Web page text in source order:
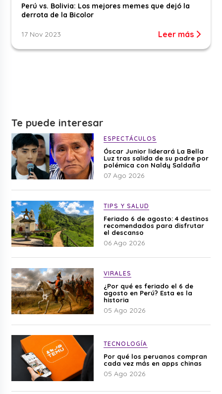
Perú vs. Bolivia: Los mejores memes que dejó la
derrota de la Bicolor
17 Nov 2023 Leer más
Te puede interesar
ESPECTÁCULOS
Óscar Junior liderará La Bella
Luz tras salida de su padre por
polémica con Naldy Saldaña
07 Ago 2026
TIPS Y SALUD
Feriado 6 de agosto: 4 destinos
recomendados para disfrutar
el descanso
06 Ago 2026
VIRALES
¿Por qué es feriado el 6 de
agosto en Perú? Esta es la
historia
05 Ago 2026
TECNOLOGÍA
Por qué los peruanos compran
cada vez más en apps chinas
05 Ago 2026